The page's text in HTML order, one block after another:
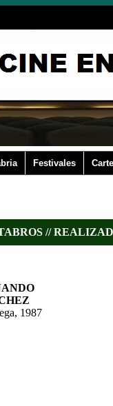
Festivales
//
1987